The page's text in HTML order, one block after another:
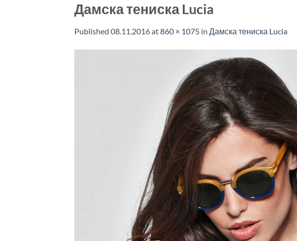
Дамска тениска Lucia
Published 08.11.2016at860 × 1075 in Дамска тениска Lucia